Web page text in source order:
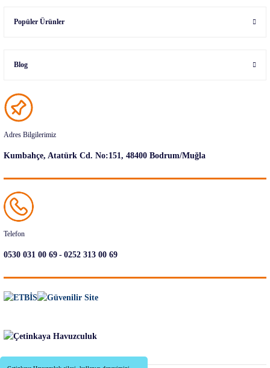
Popüler Ürünler
Blog
Adres Bilgilerimiz
Kumbahçe, Atatürk Cd. No:151, 48400 Bodrum/Muğla
Telefon
0530 031 00 69-0252 313 00 69